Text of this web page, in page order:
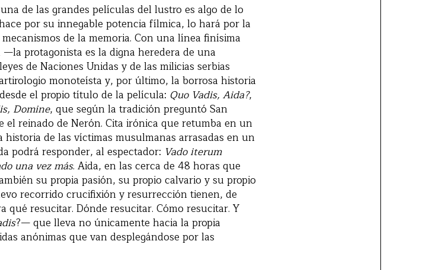
de las grandes películas del lustro es algo de lo
por su innegable potencia fílmica, lo hará por la
de la memoria. Con una línea finísima
protagonista es la digna heredera de una
de Naciones Unidas y de las milicias serbias
monoteísta y, por último, la borrosa historia
el propio título de la película: Quo Vadis, Aida?,
Domine, que según la tradición preguntó San
el reinado de Nerón. Cita irónica que retumba en un
de las víctimas musulmanas arrasadas en un
podrá responder, al espectador: Vado iterum
una vez más. Aida, en las cerca de 48 horas que
su propia pasión, su propio calvario y su propio
recorrido crucifixión y resurrección tienen, de
qué resucitar. Dónde resucitar. Cómo resucitar. Y
?— que lleva no únicamente hacia la propia
anónimas que van desplegándose por las